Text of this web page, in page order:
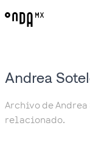
Andrea
Archivo de
relacionado.